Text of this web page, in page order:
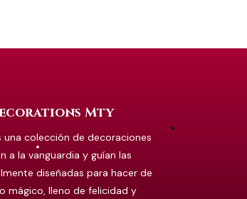
Mty
una colección de decoraciones
a la vanguardia y guían las
diseñadas para hacer de
mágico, lleno de felicidad y